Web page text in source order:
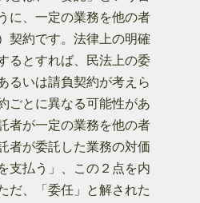
に、一定の業務を他の者
契約です。法律上の明確
るとすれば、民法上の委
るいは請負契約が考えら
ごとに異なる可能性があ
者が一定の業務を他の者
者が委託した業務の対価
支払う」、この２点を内
だ、「委任」と解された